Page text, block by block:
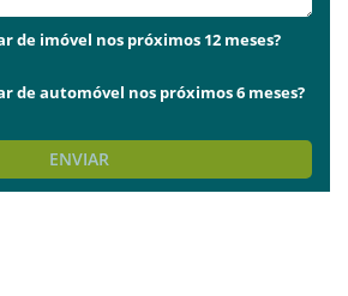
de imóvel nos próximos 12 meses?
de automóvel nos próximos 6 meses?
ENVIAR